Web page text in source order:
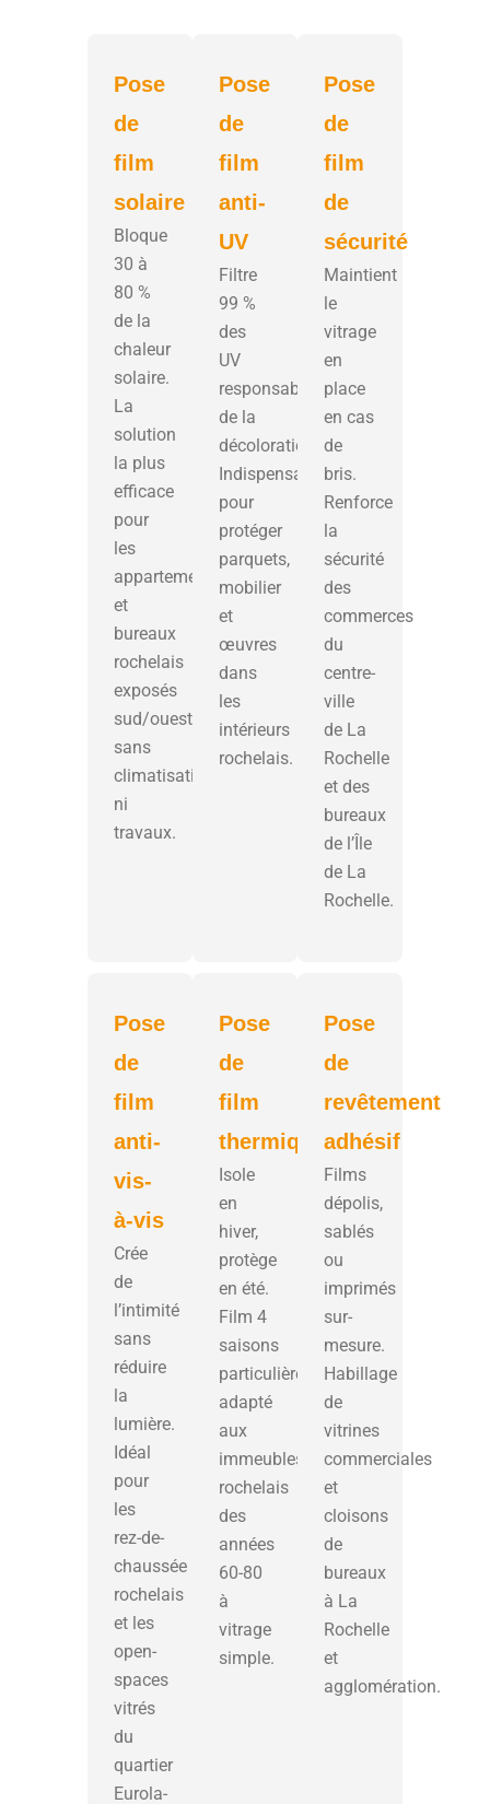
Pose
de
film
solaire
Bloque
30 à
80 %
de la
chaleur
solaire.
La
solution
la plus
efficace
pour
les
appartements
et
bureaux
rochelais
exposés
sud/ouest,
sans
climatisation
ni
travaux.
Pose
de
film
anti-
UV
Filtre
99 %
des
UV
responsables
de la
décoloration.
Indispensable
pour
protéger
parquets,
mobilier
et
œuvres
dans
les
intérieurs
rochelais.
Pose
de
film
de
sécurité
Maintient
le
vitrage
en
place
en cas
de
bris.
Renforce
la
sécurité
des
commerces
du
centre-
ville
de La
Rochelle
et des
bureaux
de l’Île
de La
Rochelle.
Pose
de
film
anti-
vis-
à-vis
Crée
de
l’intimité
sans
réduire
la
lumière.
Idéal
pour
les
rez-de-
chaussée
rochelais
et les
open-
spaces
vitrés
du
quartier
Eurola-
Pose
de
film
thermique
Isole
en
hiver,
protège
en été.
Film 4
saisons
particulièrement
adapté
aux
immeubles
rochelais
des
années
60-80
à
vitrage
simple.
Pose
de
revêtement
adhésif
Films
dépolis,
sablés
ou
imprimés
sur-
mesure.
Habillage
de
vitrines
commerciales
et
cloisons
de
bureaux
à La
Rochelle
et
agglomération.